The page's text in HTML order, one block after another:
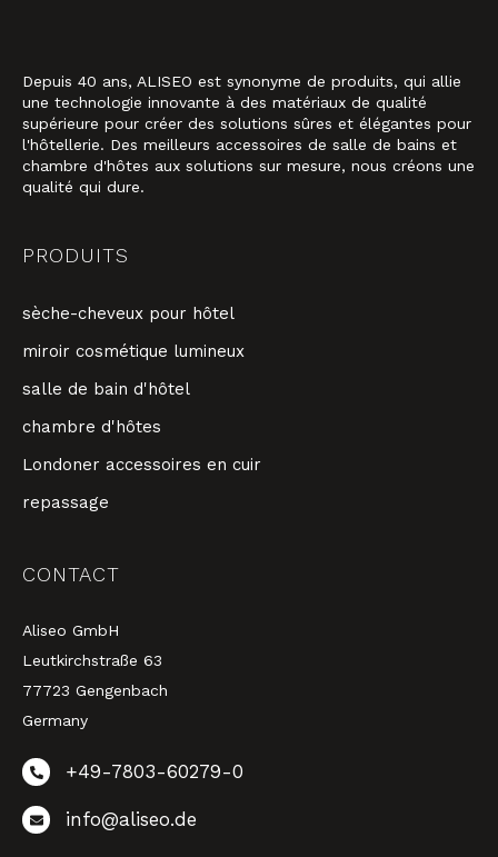
Depuis 40 ans, ALISEO est synonyme de produits, qui allie
une technologie innovante à des matériaux de qualité
supérieure pour créer des solutions sûres et élégantes pour
l'hôtellerie. Des meilleurs accessoires de salle de bains et
chambre d'hôtes aux solutions sur mesure, nous créons une
qualité qui dure.
PRODUITS
sèche-cheveux pour hôtel
miroir cosmétique lumineux
salle de bain d'hôtel
chambre d'hôtes
Londoner accessoires en cuir
repassage
CONTACT
Aliseo GmbH
Leutkirchstraße 63
77723 Gengenbach
Germany
+49-7803-60279-0
info@aliseo.de